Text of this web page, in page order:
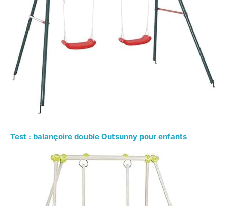
Test : balançoire double Outsunny pour enfants